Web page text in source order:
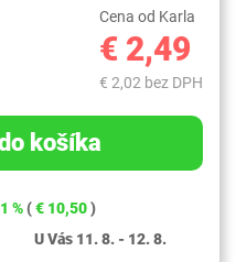
Cena od Karla
€ 2,49
€ 2,02 bez DPH
košíka
% (€ 10,50)
U Vás 11. 8. - 12. 8.